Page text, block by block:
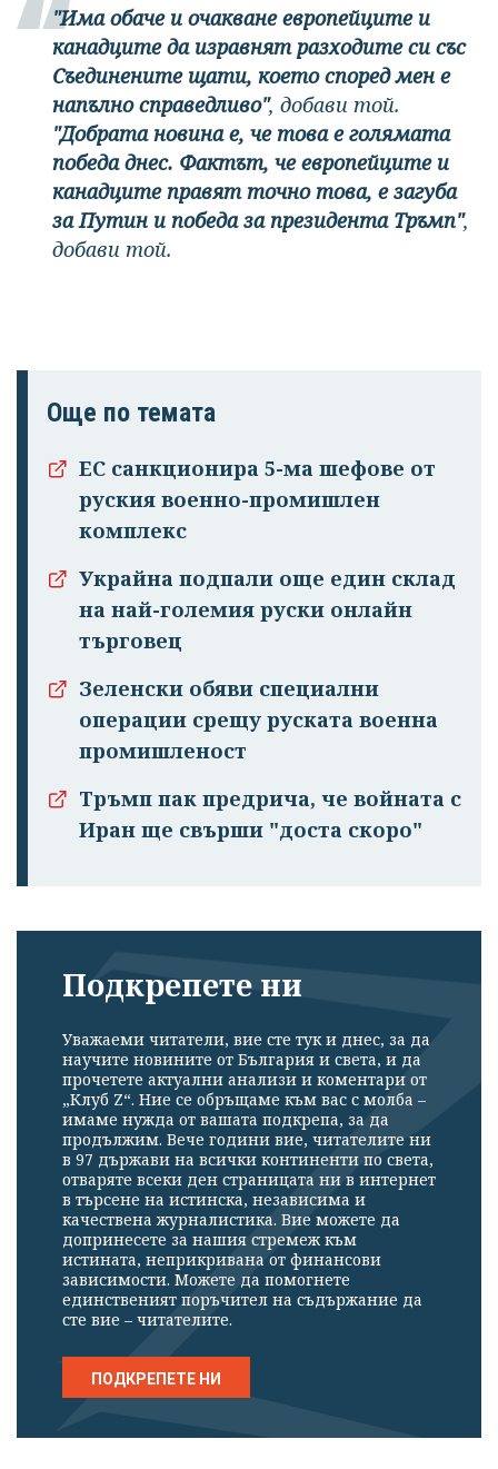
"Има обаче и очакване европейците и
канадците да изравнят разходите си със
Съединените щати, което според мен е
напълно справедливо", добави той.
"Добрата новина е, че това е голямата
победа днес. Фактът, че европейците и
канадците правят точно това, е загуба
за Путин и победа за президента Тръмп",
добави той.
Още по темата
ЕС санкционира 5-ма шефове от
руския военно-промишлен
комплекс
Украйна подпали още един склад
на най-големия руски онлайн
търговец
Зеленски обяви специални
операции срещу руската военна
промишленост
Тръмп пак предрича, че войната с
Иран ще свърши "доста скоро"
Подкрепете ни
Уважаеми читатели, вие сте тук и днес, за да
научите новините от България и света, и да
прочетете актуални анализи и коментари от
„Клуб Z“. Ние се обръщаме към вас с молба –
имаме нужда от вашата подкрепа, за да
продължим. Вече години вие, читателите ни
в 97 държави на всички континенти по света,
отваряте всеки ден страницата ни в интернет
в търсене на истинска, независима и
качествена журналистика. Вие можете да
допринесете за нашия стремеж към
истината, неприкривана от финансови
зависимости. Можете да помогнете
единственият поръчител на съдържание да
сте вие – читателите.
ПОДКРЕПЕТЕ НИ